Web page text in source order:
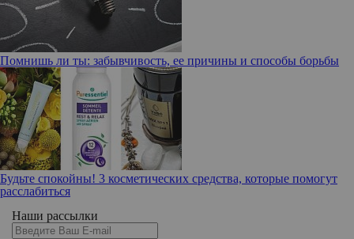
Помнишь ли ты: забывчивость, ее причины и способы борьбы
Будьте спокойны! 3 косметических средства, которые помогут
расслабиться
Наши рассылки